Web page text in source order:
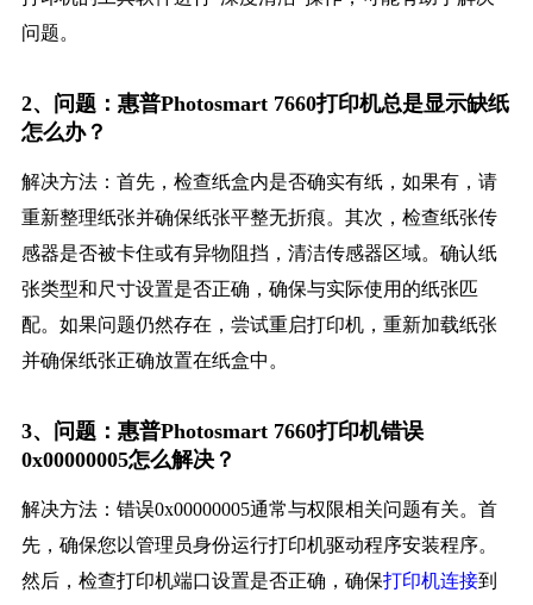
问题。
2、问题：惠普Photosmart 7660打印机总是显示缺纸
怎么办？
解决方法：首先，检查纸盒内是否确实有纸，如果有，请
重新整理纸张并确保纸张平整无折痕。其次，检查纸张传
感器是否被卡住或有异物阻挡，清洁传感器区域。确认纸
张类型和尺寸设置是否正确，确保与实际使用的纸张匹
配。如果问题仍然存在，尝试重启打印机，重新加载纸张
并确保纸张正确放置在纸盒中。
3、问题：惠普Photosmart 7660打印机错误
0x00000005怎么解决？
解决方法：错误0x00000005通常与权限相关问题有关。首
先，确保您以管理员身份运行打印机驱动程序安装程序。
然后，检查打印机端口设置是否正确，确保打印机连接到